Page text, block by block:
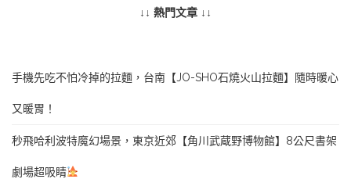
↓↓ 熱門文章 ↓↓
手機先吃不怕冷掉的拉麵，台南【JO-SHO石燒火山拉麵】隨時暖心
又暖胃！
秒飛哈利波特魔幻場景，東京近郊【角川武蔵野博物館】8公尺書架
劇場超吸睛